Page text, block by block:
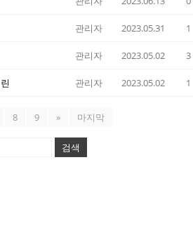
관리자 2023.05.31 1
관리자 2023.05.02 3
관리자 2023.05.02 1
8 9 » 마지막
검색